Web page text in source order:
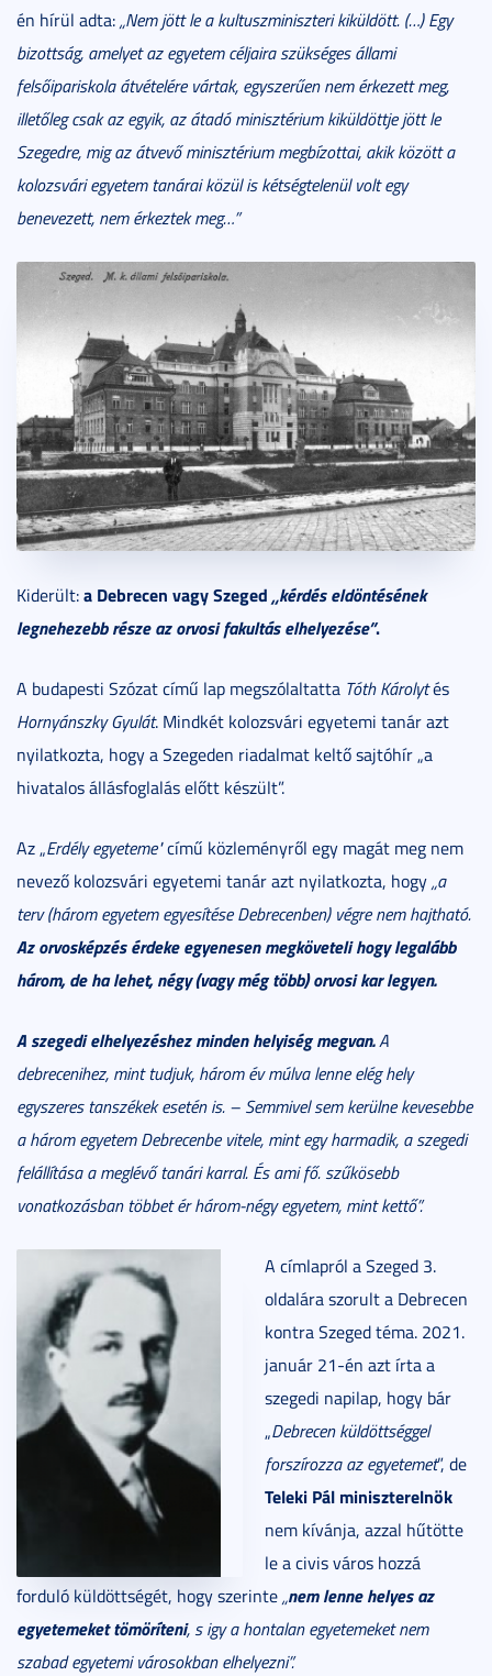
én hírül adta:„Nem jött le a kultuszminiszteri kiküldött. (…) Egy
bizottság, amelyet az egyetem céljaira szükséges állami
felsőipariskola átvételére vártak, egyszerűen nem érkezett meg,
illetőleg csak az egyik, az átadó minisztérium kiküldöttje jött le
Szegedre, mig az átvevő minisztérium megbízottai, akik között a
kolozsvári egyetem tanárai közül is kétségtelenül volt egy
benevezett, nem érkeztek meg…”
Kiderült:a Debrecen vagy Szeged „kérdés eldöntésének
legnehezebb része az orvosi fakultás elhelyezése”.
A budapesti Szózat című lap megszólaltatta Tóth Károlytés
Hornyánszky Gyulát. Mindkét kolozsvári egyetemi tanár azt
nyilatkozta, hogy a Szegeden riadalmat keltő sajtóhír „a
hivatalos állásfoglalás előtt készült”.
Az „Erdély egyeteme"című közleményről egy magát meg nem
nevező kolozsvári egyetemi tanár azt nyilatkozta, hogy„a
terv (három egyetem egyesítése Debrecenben) végre nem hajtható.
Az orvosképzés érdeke egyenesen megköveteli hogy legalább
három, de ha lehet, négy (vagy még több) orvosi kar legyen.
A szegedi elhelyezéshez minden helyiség megvan.A
debrecenihez, mint tudjuk, három év múlva lenne elég hely
egyszeres tanszékek esetén is. – Semmivel sem kerülne kevesebbe
a három egyetem Debrecenbe vitele, mint egy harmadik, a szegedi
felállítása a meglévő tanári karral. És ami fő. szűkösebb
vonatkozásban többet ér három-négy egyetem, mint kettő”.
A címlapról a Szeged 3.
oldalára szorult a Debrecen
kontra Szeged téma. 2021.
január 21-én azt írta a
szegedi napilap, hogy bár
„Debrecen küldöttséggel
forszírozza az egyetemet”, de
Teleki Pál miniszterelnök
nem kívánja, azzal hűtötte
le a civis város hozzá
forduló küldöttségét, hogy szerinte„nem lenne helyes az
egyetemeket tömöríteni, s igy a hontalan egyetemeket nem
szabad egyetemi városokban elhelyezni”.